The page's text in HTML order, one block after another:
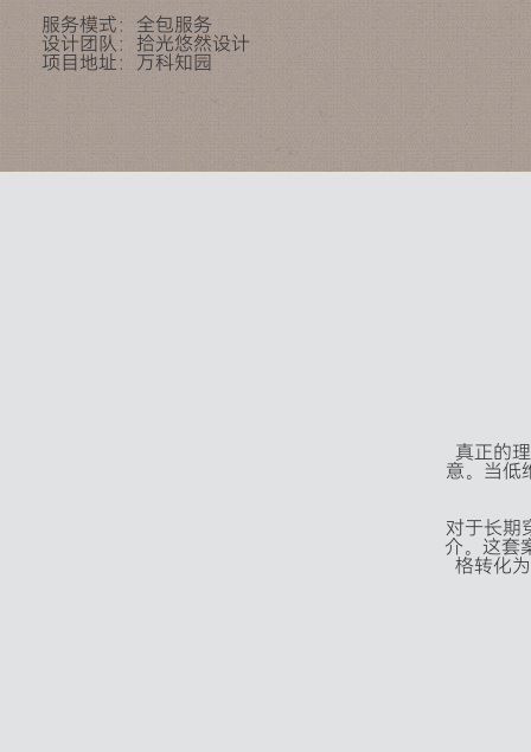
服务模式：全包服务
设计团队：拾光悠然设计
项目地址：万科知园
真正的
意。当低
对于长期
介。这套
格转化